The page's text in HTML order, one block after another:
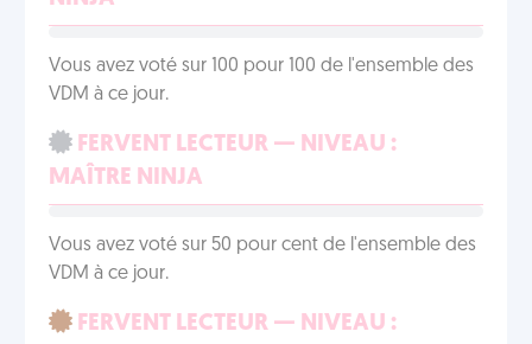
Vous avez voté sur 100 pour 100 de l'ensemble des
VDM à ce jour.
FERVENT LECTEUR — NIVEAU :
MAÎTRE NINJA
Vous avez voté sur 50 pour cent de l'ensemble des
VDM à ce jour.
FERVENT LECTEUR — NIVEAU :